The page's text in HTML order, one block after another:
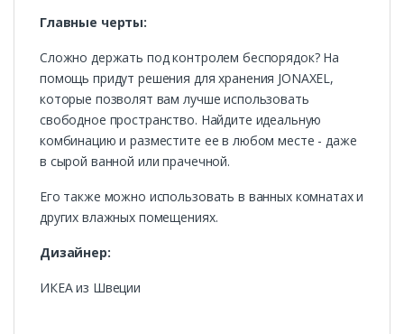
Главные черты:
Сложно держать под контролем беспорядок? На
помощь придут решения для хранения JONAXEL,
которые позволят вам лучше использовать
свободное пространство. Найдите идеальную
комбинацию и разместите ее в любом месте - даже
в сырой ванной или прачечной.
Его также можно использовать в ванных комнатах и
других влажных помещениях.
Дизайнер:
ИКЕА из Швеции